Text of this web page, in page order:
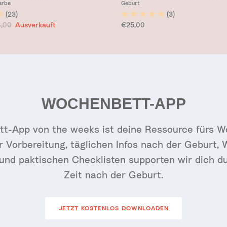
(23)
Preis
Ausverkauft
Geburt
(3)
Normaler Preis
€25,00
WOCHENBETT-APP
App von the weeks ist deine Ressource fürs
Vorbereitung, täglichen Infos nach der Geburt,
paktischen Checklisten supporten wir dich
Zeit nach der Geburt.
JETZT KOSTENLOS DOWNLOADEN